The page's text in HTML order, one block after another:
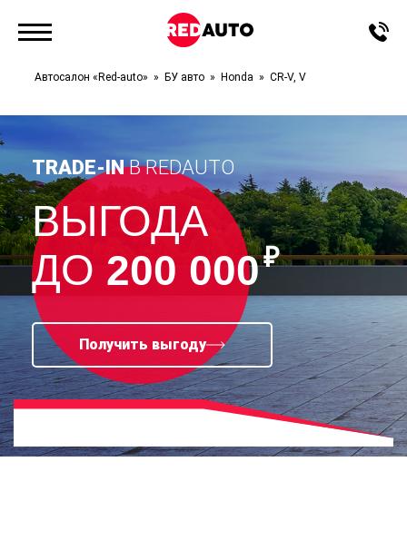
Автосалон «Red-auto» БУ авто Honda CR-V, V
TRADE-INВ REDAUTO
ВЫГОДА
ДО 200 000₽
Получить выгоду